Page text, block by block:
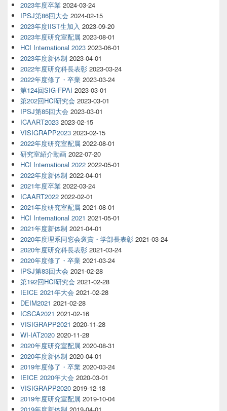
2023年度卒業 2024-03-24
IPSJ第86回大会 2024-02-15
2023年度IIST生加入 2023-09-20
2023年度研究室配属 2023-08-01
HCI International 2023 2023-06-01
2023年度新体制 2023-04-01
2022年度研究科長表彰 2023-03-24
2022年度修了・卒業 2023-03-24
第124回SIG-FPAI 2023-03-01
第202回HCI研究会 2023-03-01
IPSJ第85回大会 2023-03-01
ICAART2023 2023-02-15
VISIGRAPP2023 2023-02-15
2022年度研究室配属 2022-08-01
研究室紹介動画 2022-07-20
HCI International 2022 2022-05-01
2022年度新体制 2022-04-01
2021年度卒業 2022-03-24
ICAART2022 2022-02-01
2021年度研究室配属 2021-08-01
HCI International 2021 2021-05-01
2021年度新体制 2021-04-01
2020年度理系同窓会褒賞・学部長表彰 2021-03-24
2020年度研究科長表彰 2021-03-24
2020年度修了・卒業 2021-03-24
IPSJ第83回大会 2021-02-28
第192回HCI研究会 2021-02-28
IEICE 2021年大会 2021-02-28
DEIM2021 2021-02-28
ICSCA2021 2021-02-16
VISIGRAPP2021 2020-11-28
WI-IAT2020 2020-11-28
2020年度研究室配属 2020-08-31
2020年度新体制 2020-04-01
2019年度修了・卒業 2020-03-24
IEICE 2020年大会 2020-03-01
VISIGRAPP2020 2019-12-18
2019年度研究室配属 2019-10-04